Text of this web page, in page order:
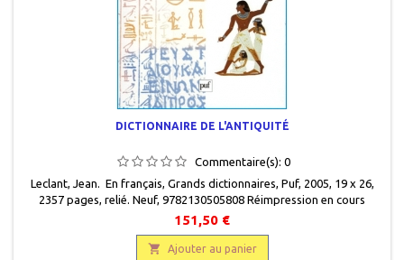
DICTIONNAIRE DE L'ANTIQUITÉ
Commentaire(s): 0
Leclant, Jean. En français, Grands dictionnaires, Puf, 2005, 19 x 26,
2357 pages, relié. Neuf, 9782130505808 Réimpression en cours
151,50 €
 Ajouter au panier